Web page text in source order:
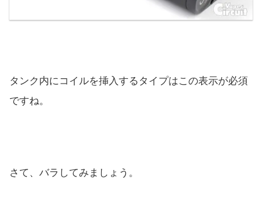
タンク内にコイルを挿入するタイプはこの表示が必須
ですね。
さて、バラしてみましょう。